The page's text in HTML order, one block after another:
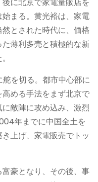
まる。黄光裕は、家電
とされた時代に、価格
薄利多売と積極的な新
を切る。都市中心部に
める手法をまず北京で
敵陣に攻め込み、激烈
年までに中国全土を
上げ、家電販売でトッ
豪となり、その後、事